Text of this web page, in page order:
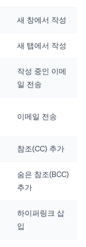
새 창에서 작성
새 탭에서 작성
작성 중인 이메
일 전송
이메일 전송
참조(CC) 추가
숨은 참조(BCC)
추가
하이퍼링크 삽
입